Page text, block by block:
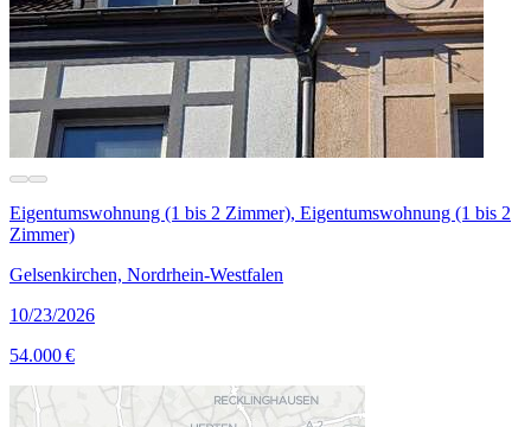
Eigentumswohnung (1 bis 2 Zimmer), Eigentumswohnung (1 bis 2
Zimmer)
Gelsenkirchen, Nordrhein-Westfalen
10/23/2026
54.000 €